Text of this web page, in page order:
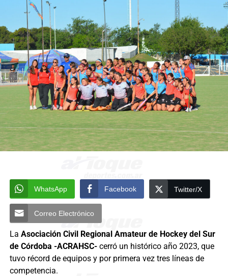
WhatsApp Facebook Twitter/X
Correo Electrónico
La Asociación Civil Regional Amateur de Hockey del Sur
de Córdoba -ACRAHSC-cerró un histórico año 2023, que
tuvo récord de equipos y por primera vez tres líneas de
competencia.